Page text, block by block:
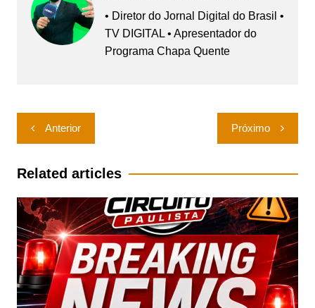
• Diretor do Jornal Digital do Brasil •
TV DIGITAL • Apresentador do
Programa Chapa Quente
Navegação
de
Post
Anterior Próximo
Related articles